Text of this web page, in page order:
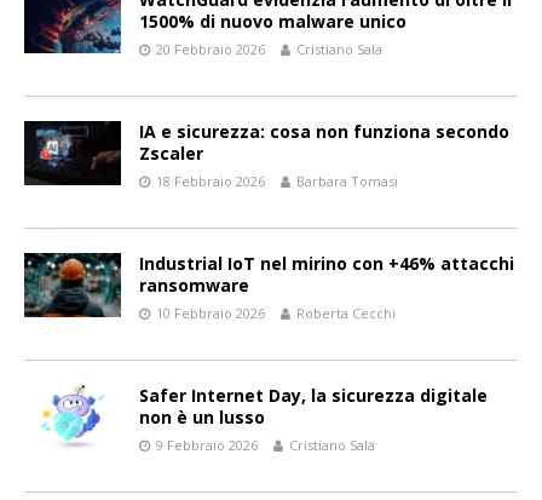
1500% di nuovo malware unico
20 Febbraio 2026 Cristiano Sala
IA e sicurezza: cosa non funziona secondo
Zscaler
18 Febbraio 2026 Barbara Tomasi
Industrial IoT nel mirino con +46% attacchi
ransomware
10 Febbraio 2026 Roberta Cecchi
Safer Internet Day, la sicurezza digitale
non è un lusso
9 Febbraio 2026 Cristiano Sala